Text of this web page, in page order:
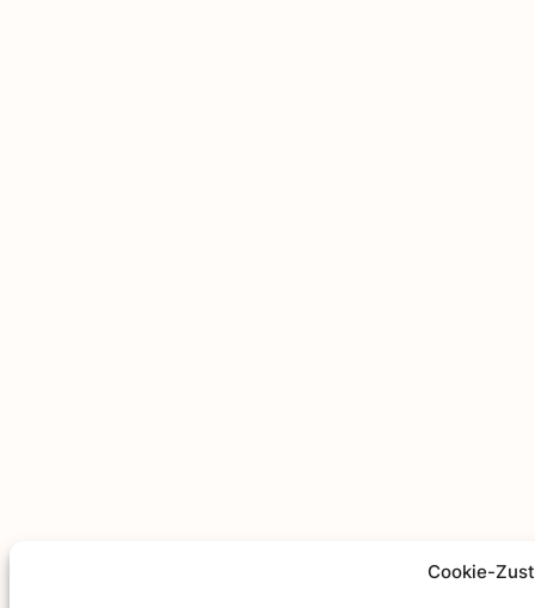
Cookie-